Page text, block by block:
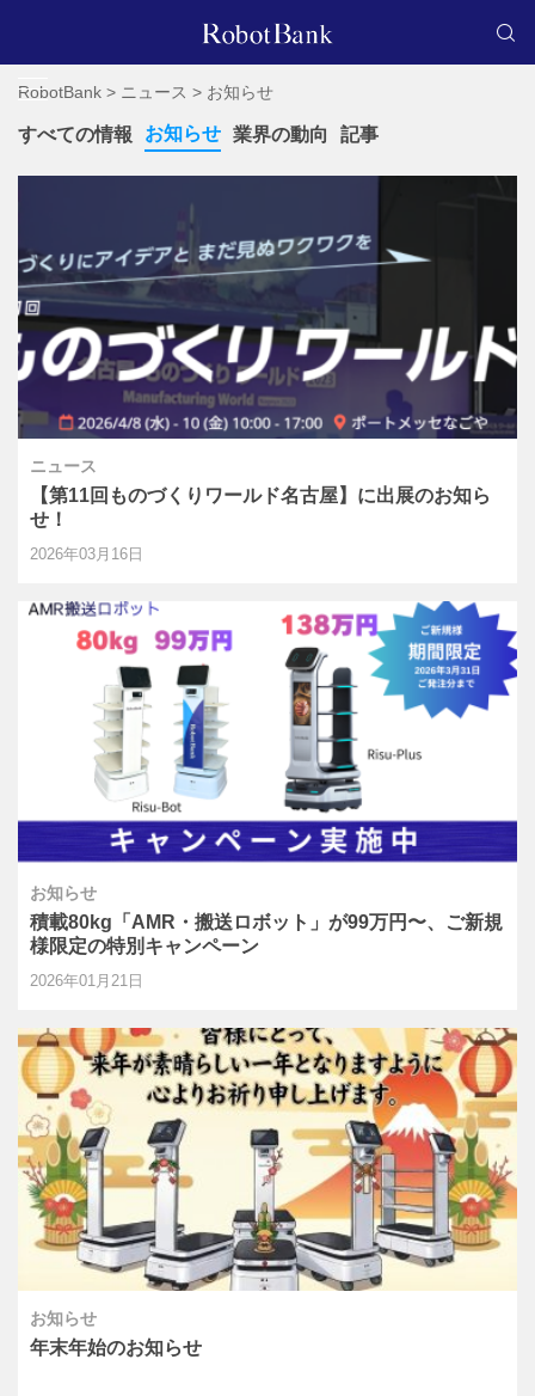
RobotBank > ニュース > お知らせ
すべての情報 お知らせ 業界の動向 記事
ニュース
【第11回ものづくりワールド名古屋】に出展のお知ら
せ！
2026年03月16日
お知らせ
積載80kg「AMR・搬送ロボット」が99万円〜、ご新規
様限定の特別キャンペーン
2026年01月21日
お知らせ
年末年始のお知らせ